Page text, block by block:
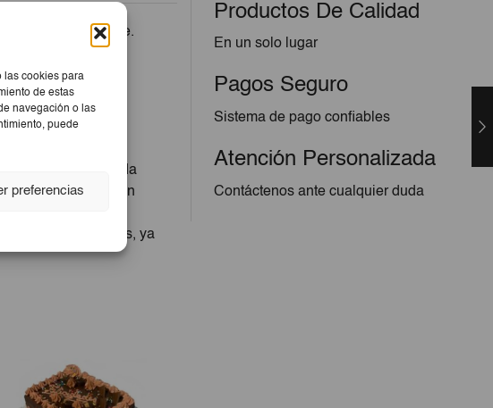
las cookies para
de estas
navegación o las
puede
preferencias
tu antojo de dulce.
a coco toffee, cada
disfrutar de ellos en
ideal para
sin preocupaciones, ya
Productos De Calidad
En un solo lugar
Pagos Seguro
Sistema de pago confiables
Atención Personalizada
Contáctenos ante cualquier duda